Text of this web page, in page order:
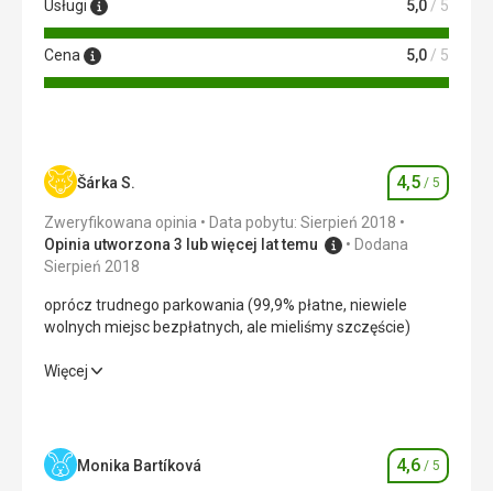
Usługi 5,0 / 5
Cena 5,0 / 5
Šárka S. Ocena
4,5 / 5
Zweryfikowana opinia
Data pobytu: Sierpień 2018
Opinia utworzona 3 lub więcej lat temu
Dodana
Sierpień 2018
oprócz trudnego parkowania (99,9% płatne, niewiele
wolnych miejsc bezpłatnych, ale mieliśmy szczęście)
oprócz trudnego parkowania (99,9% płatne, niewiele
Zakwaterowanie 4,0/ 5
Więcej
Monika Bartíková Ocena
4,6 / 5